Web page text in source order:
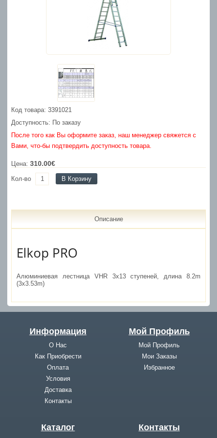
Код товара: 3391021
Доступность: По заказу
После того как Вы оформите заказ, наш менеджер свяжется с
Вами, что-бы подтвердить доступность товара.
Цена: 310.00€
Кол-во В Корзину
Описание
Elkop PRO
Алюминиевая лестница VHR 3x13 ступеней, длина 8.2m
(3x3.53m)
Информация
О Нас
Как Приобрести
Оплата
Условия
Доставка
Контакты
Мой Профиль
Мой Профиль
Мои Заказы
Избранное
Каталог Контакты